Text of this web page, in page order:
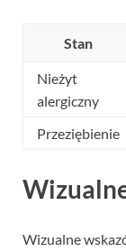
Stan
Nieżyt
alergiczny
Przeziębienie
Wizualne